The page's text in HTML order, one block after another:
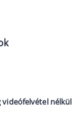
videófelvétel nélkül